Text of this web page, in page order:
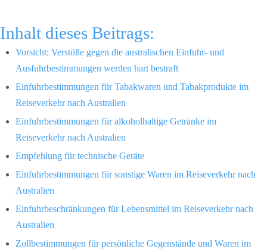
Inhalt dieses Beitrags:
Vorsicht: Verstöße gegen die australischen Einfuhr- und
Ausfuhrbestimmungen werden hart bestraft
Einfuhrbestimmungen für Tabakwaren und Tabakprodukte im
Reiseverkehr nach Australien
Einfuhrbestimmungen für alkoholhaltige Getränke im
Reiseverkehr nach Australien
Empfehlung für technische Geräte
Einfuhrbestimmungen für sonstige Waren im Reiseverkehr nach
Australien
Einfuhrbeschränkungen für Lebensmittel im Reiseverkehr nach
Australien
Zollbestimmungen für persönliche Gegenstände und Waren im